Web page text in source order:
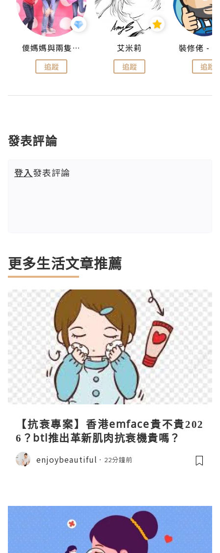
儍媽媽與兩隻小魔怪之家
追蹤
艾米莉
追蹤 追蹤
發表評論
登入發表評論
更多生活文章推薦
【抗衰專案】香港emface貴不貴202
6？btl推出革新肌肉抗衰機貴嗎？
enjoybeautiful 22分鐘前